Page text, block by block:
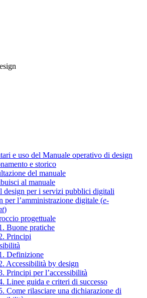
e uso del Manuale operativo di design
e storico
del manuale
al manuale
design per i servizi pubblici digitali
per l’amministrazione digitale (e-
)
progettuale
Buone pratiche
Principi
Definizione
Accessibilità by design
Principi per l’accessibilità
Linee guida e criteri di successo
Come rilasciare una dichiarazione di